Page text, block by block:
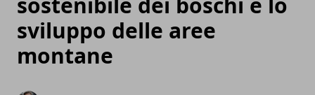
sviluppo delle aree
montane